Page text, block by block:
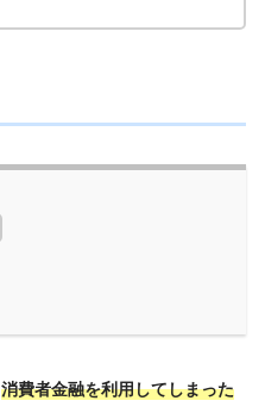
消費者金融を利用してしまった